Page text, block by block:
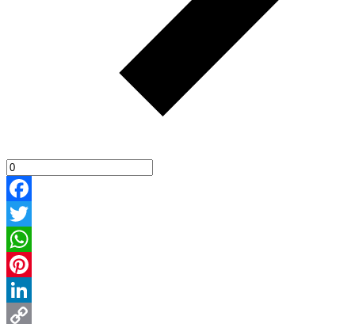
Facebook
Twitter
WhatsApp
Pinterest
LinkedIn